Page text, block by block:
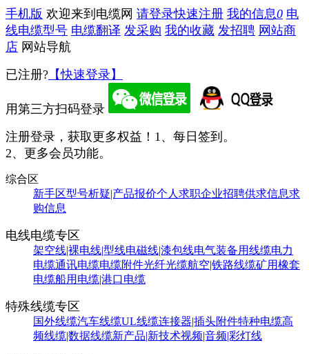
手机版 欢迎来到电缆网 请登录快速注册 我的信息0 电
线电缆型号 电缆翻译 发采购 我的收藏 发招聘 网站商
店 网站导航
已注册? 【快速登录】
用第三方扫码登录
注册登录，获取更多权益！ 1、每日签到。
2、更多会员功能。
综合区
新手区型号析疑|产品报价个人求职企业招聘供求信息求
购信息
电线电缆专区
架空线|裸电线|型线电磁线|漆包线电气装备用线缆电力
电缆通讯电缆电缆附件光纤光缆航空|铁路线缆矿用橡套
电缆船用电缆|港口电缆
特殊线缆专区
国外线缆汽车线缆UL线缆连接器|插头附件特种电缆高
频线缆|数据线缆新产品|新技术视频|音频|彩灯线